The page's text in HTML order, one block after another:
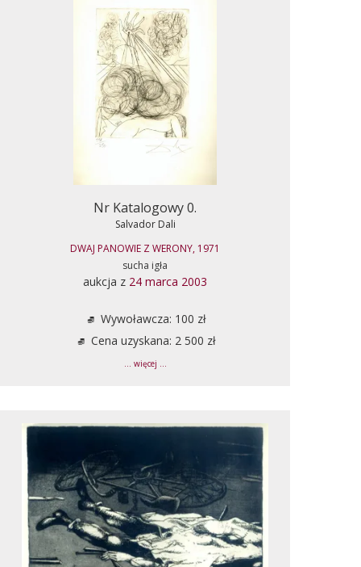
Nr Katalogowy 0.
Salvador Dali
DWAJ PANOWIE Z WERONY, 1971
sucha igła
aukcja z 24 marca 2003
Wywoławcza: 100 zł
Cena uzyskana: 2 500 zł
... więcej ...